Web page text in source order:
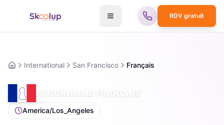
RDV gratuit
AccueilInternational San Francisco Français
PROGRAMME FRANÇAIS
America/Los_Angeles